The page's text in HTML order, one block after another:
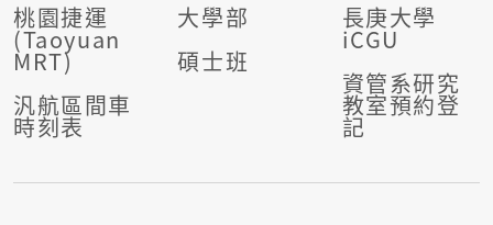
桃園捷運
(Taoyuan
MRT)
汎航區間車
時刻表
大學部
碩士班
長庚大學
iCGU
資管系研究
教室預約登
記